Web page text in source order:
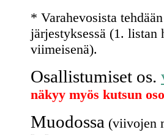
* Varahevosista
järjestyksessä (1. listan
viimeisenä).
Osallistumiset os.
näkyy myös kutsun
Muodossa (viivojen